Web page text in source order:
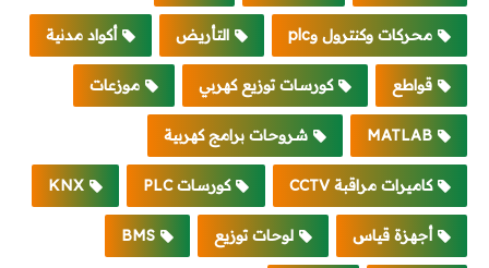
محركات وكنترول وplc التأريض أكواد مدنية
قواطع كورسات توزيع كهربي موزعات
MATLAB شروحات برامج كهربية
كاميرات مراقبة CCTV كورسات PLC KNX
أجهزة قياس لوحات توزيع BMS